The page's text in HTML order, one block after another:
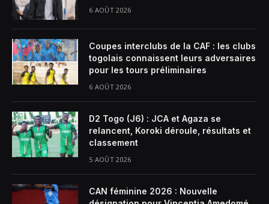
6 AOÛT 2026
Coupes interclubs de la CAF : les clubs
togolais connaissent leurs adversaires
pour les tours préliminaires
6 AOÛT 2026
D2 Togo (J6) : JCA et Agaza se
relancent, Koroki déroule, résultats et
classement
5 AOÛT 2026
CAN féminine 2026 : Nouvelle